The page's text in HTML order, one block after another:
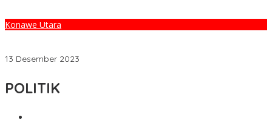
Konawe Utara
13 Desember 2023
POLITIK